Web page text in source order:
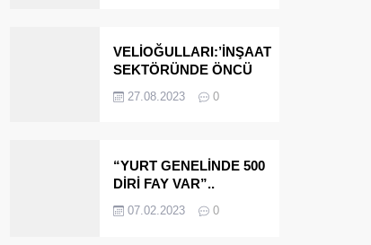
VELİOĞULLARI:’İNŞAAT
SEKTÖRÜNDE ÖNCÜ
EDECEĞİZ’
27.08.2023 0
“YURT GENELİNDE 500
DİRİ FAY VAR”..
ÇINARCIK..
07.02.2023 0